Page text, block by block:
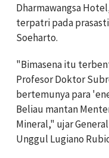
Dharmawangsa
terpatri pada
Soeharto.
"Bimasena itu
Profesor Doktor
bertemunya para
Beliau mantan
Mineral," ujar
Unggul Lugiano